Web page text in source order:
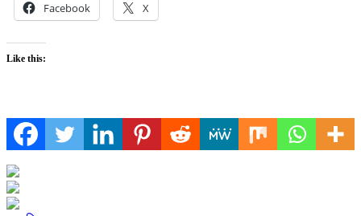
Facebook X
Like this: